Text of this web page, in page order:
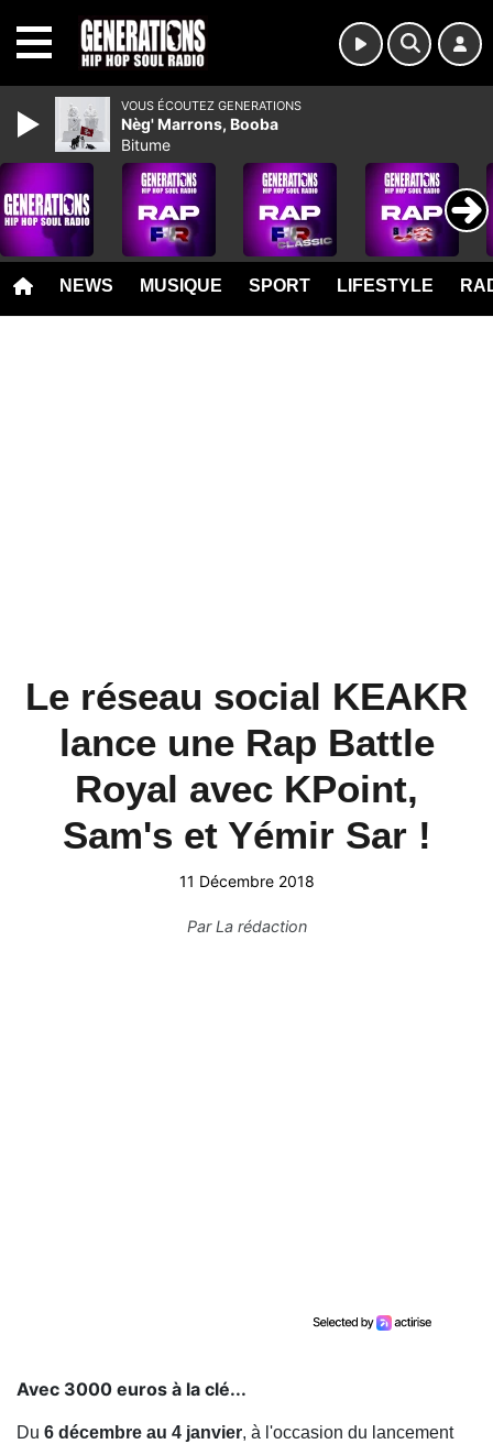
NEWS MUSIQUE SPORT LIFESTYLE
Le réseau social KEAKR
lance une Rap Battle
Royal avec KPoint,
Sam's et Yémir Sar !
11 Décembre 2018
ParLa rédaction
Avec 3000 euros à la clé...
Du 6 décembre au 4 janvier, à l'occasion du lancement
VOUS ÉCOUTEZ GENERATIONS
Nèg' Marrons, Booba
Bitume